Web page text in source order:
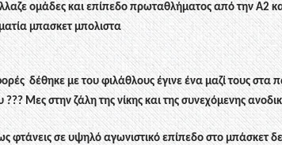
ομάδες και επίπεδο πρωταθλήματος από την Α2
μπασκετ μπολιστα
δέθηκε με του φιλάθλους έγινε ένα μαζί τους
??? Μες στην ζάλη της νίκης και της συνεχόμενης
φτάνεις σε υψηλό αγωνιστικό επίπεδο στο μπάσκετ